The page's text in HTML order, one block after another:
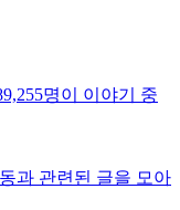
명이 이야기 중
과 관련된 글을 모아